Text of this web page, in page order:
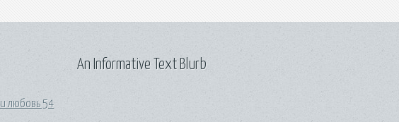
и любовь 54
An Informative Text Blurb